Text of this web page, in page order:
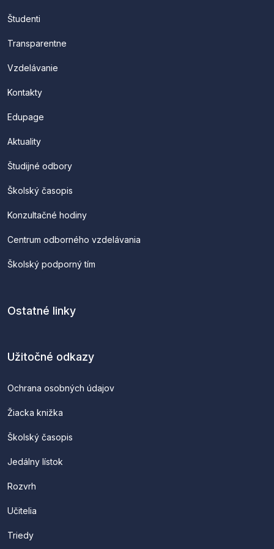
Študenti
Transparentne
Vzdelávanie
Kontakty
Edupage
Aktuality
Študijné odbory
Školský časopis
Konzultačné hodiny
Centrum odborného vzdelávania
Školský podporný tím
Ostatné linky
Užitočné odkazy
Ochrana osobných údajov
Žiacka knižka
Školský časopis
Jedálny lístok
Rozvrh
Učitelia
Triedy